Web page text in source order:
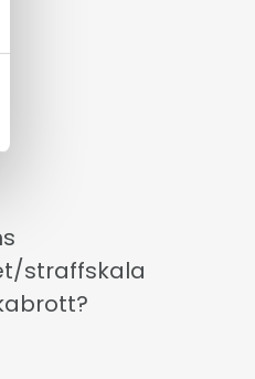
straffskala